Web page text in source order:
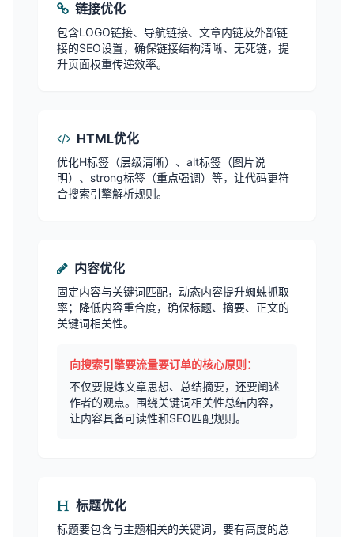
链接优化
包含LOGO链接、导航链接、文章内链及外部链
接的SEO设置，确保链接结构清晰、无死链，提
升页面权重传递效率。
HTML优化
优化H标签（层级清晰）、alt标签（图片说
明）、strong标签（重点强调）等，让代码更符
合搜索引擎解析规则。
内容优化
固定内容与关键词匹配，动态内容提升蜘蛛抓取
率；降低内容重合度，确保标题、摘要、正文的
关键词相关性。
向搜索引擎要流量要订单的核心原则：
不仅要提炼文章思想、总结摘要，还要阐述
作者的观点。围绕关键词相关性总结内容，
让内容具备可读性和SEO匹配规则。
标题优化
标题要包含与主题相关的关键词，要有高度的总